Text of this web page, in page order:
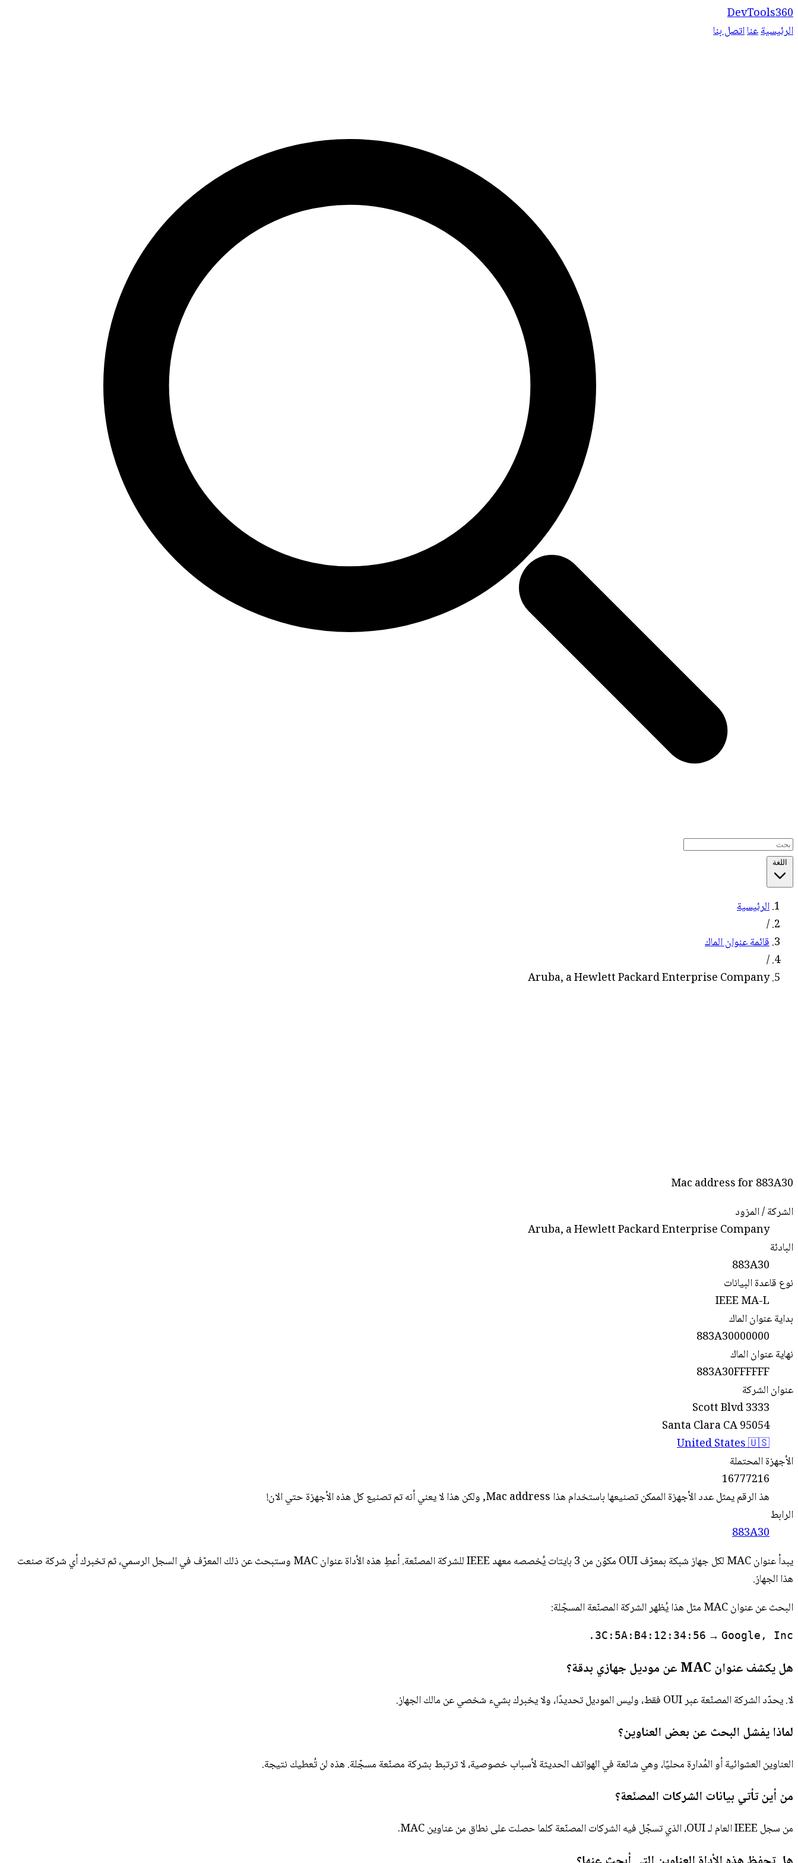
DevTools360
الرئيسيةعنااتصل بنا
اللغة
الرئيسية
/
قائمة عنوان الماك
/
Aruba, a Hewlett Packard Enterprise Company
Mac address for 883A30
الشركة / المزود
Aruba, a Hewlett Packard Enterprise Company
البادئة
883A30
نوع قاعدة البيانات
IEEE MA-L
بداية عنوان الماك
883A30000000
نهاية عنوان الماك
883A30FFFFFF
عنوان الشركة
3333 Scott Blvd
Santa Clara CA 95054
United States 🇺🇸
الأجهزة المحتملة
16777216
هذ الرقم يمثل عدد الأجهزة الممكن تصنيعها باستخدام هذا Mac address, ولكن هذا لا يعني أنه تم تصنيع كل هذه الأجهزة حتي الان!
الرابط
883A30
يبدأ عنوان MAC لكل جهاز شبكة بمعرّف OUI مكوّن من 3 بايتات يُخصصه معهد IEEE للشركة المصنّعة. أعطِ هذه الأداة عنوان MAC وستبحث عن ذلك المعرّف في السجل الرسمي، ثم تخبرك أي شركة صنعت
هذا الجهاز.
البحث عن عنوان MAC مثل هذا يُظهر الشركة المصنّعة المسجّلة:
3C:5A:B4:12:34:56 → Google, Inc.
هل يكشف عنوان MAC عن موديل جهازي بدقة؟
لا. يحدّد الشركة المصنّعة عبر OUI فقط، وليس الموديل تحديدًا، ولا يخبرك بشيء شخصي عن مالك الجهاز.
لماذا يفشل البحث عن بعض العناوين؟
العناوين العشوائية أو المُدارة محليًا، وهي شائعة في الهواتف الحديثة لأسباب خصوصية، لا ترتبط بشركة مصنّعة مسجّلة. هذه لن تُعطيك نتيجة.
من أين تأتي بيانات الشركات المصنّعة؟
من سجل IEEE العام لـ OUI، الذي تسجّل فيه الشركات المصنّعة كلما حصلت على نطاق من عناوين MAC.